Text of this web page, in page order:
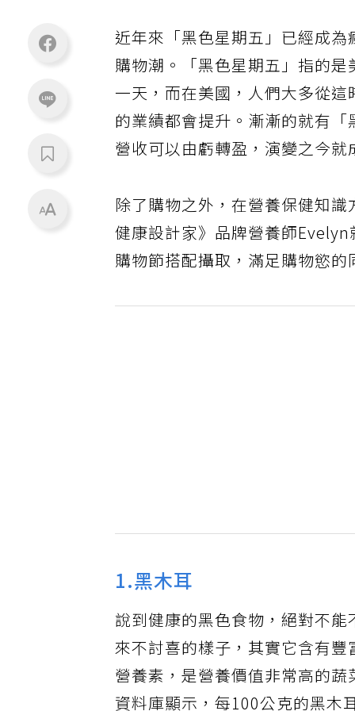
近年來「黑色星期五」已經成
購物潮。「黑色星期五」指的
一天，而在美國，人們大多從
的業績都會提升。漸漸的就有
營收可以由虧轉盈，演變之今就
除了購物之外，在營養保健知
健康設計家》品牌營養師
購物節搭配攝取，滿足購物慾
1.黑木耳
說到健康的黑色食物，絕對不
來不討喜的樣子，其實它含有
營養素，是營養價值非常高的